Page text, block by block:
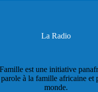
La Radio
est une initiative
à la famille africaine et
monde.